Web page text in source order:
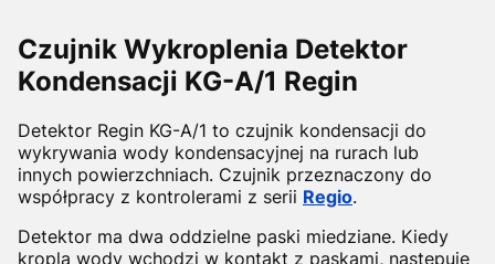
Czujnik Wykroplenia Detektor
Kondensacji KG-A/1 Regin
Detektor Regin KG-A/1 to czujnik kondensacji do
wykrywania wody kondensacyjnej na rurach lub
innych powierzchniach. Czujnik przeznaczony do
współpracy z kontrolerami z serii Regio.
Detektor ma dwa oddzielne paski miedziane. Kiedy
kropla wody wchodzi w kontakt z paskami, następuje